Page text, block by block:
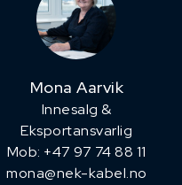
Mona Aarvik
Innesalg &
Eksportansvarlig
Mob: +47 97 74 88 11
mona@nek-kabel.no